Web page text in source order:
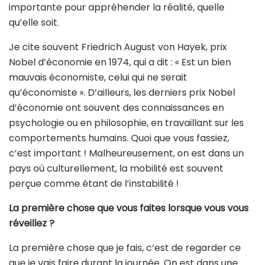
importante pour appréhender la réalité, quelle
qu’elle soit.
Je cite souvent Friedrich August von Hayek, prix
Nobel d’économie en 1974, qui a dit : « Est un bien
mauvais économiste, celui qui ne serait
qu’économiste ». D’ailleurs, les derniers prix Nobel
d’économie ont souvent des connaissances en
psychologie ou en philosophie, en travaillant sur les
comportements humains. Quoi que vous fassiez,
c’est important ! Malheureusement, on est dans un
pays où culturellement, la mobilité est souvent
perçue comme étant de l’instabilité !
La première chose que vous faites lorsque vous vous
réveillez ?
La première chose que je fais, c’est de regarder ce